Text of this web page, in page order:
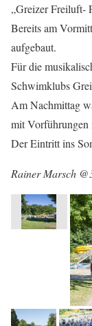
„Greizer Freiluft-
Bereits am
aufgebaut.
Für die
Schwimklubs
Am Nachmittag
mit
Der Eintritt ins
Rainer Marsch